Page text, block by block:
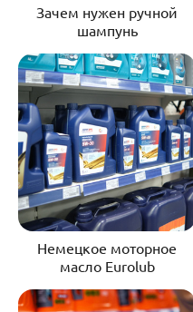
Зачем нужен ручной
шампунь
Немецкое моторное
масло Eurolub